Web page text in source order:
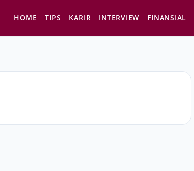
HOME TIPS KARIR INTERVIEW FINANSIAL